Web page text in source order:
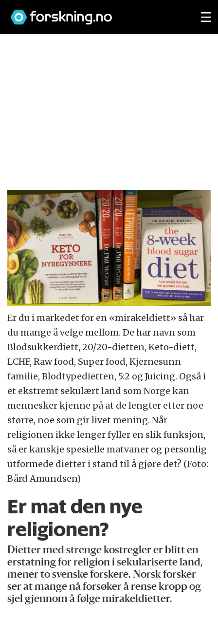
Er du i markedet for en «mirakeldiett» så har
du mange å velge mellom. De har navn som
Blodsukkerdiett, 20/20-dietten, Keto-diett,
LCHF, Raw food, Super food, Kjernesunn
familie, Blodtypedietten, 5:2 og Juicing. Også i
et ekstremt sekulært land som Norge kan
mennesker kjenne på at de lengter etter noe
større, noe som gir livet mening. Når
religionen ikke lenger fyller en slik funksjon,
så er kanskje spesielle matvaner og personlig
utformede dietter i stand til å gjøre det? (Foto:
Bård Amundsen)
Er mat den nye
religionen?
Dietter med strenge kostregler er blitt en
erstatning for religion i sekulariserte land,
mener to svenske forskere. Norsk forsker
ser at mange nå forsøker å rense kropp og
sjel gjennom å følge mirakeldietter.